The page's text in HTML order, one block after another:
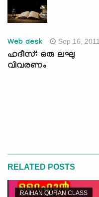
Web desk Sep 16, 2011
ഹദീസ്: ഒരു ലഘു
വിവരണം
RELATED POSTS
RAIHAN QURAN CLASS